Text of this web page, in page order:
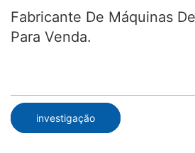
Fabricante De Máquinas
Para Venda.
investigação